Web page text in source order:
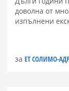
доволна от
изпълнени
за ЕТ СОЛИМО-